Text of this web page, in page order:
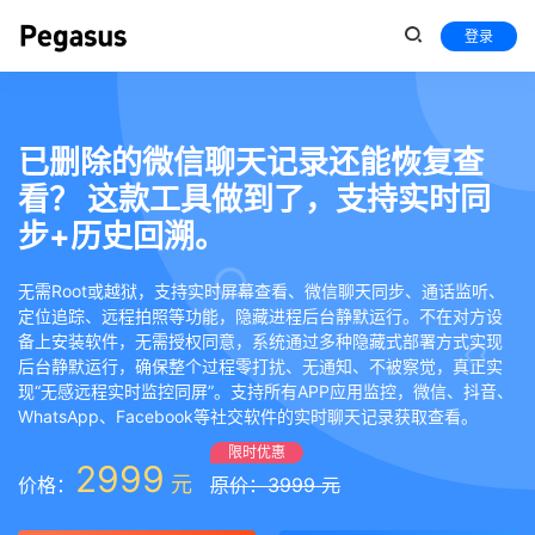
登录
已删除的微信聊天记录还能恢复查
看？ 这款工具做到了，支持实时同
步+历史回溯。
无需Root或越狱，支持实时屏幕查看、微信聊天同步、通话监听、
定位追踪、远程拍照等功能，隐藏进程后台静默运行。不在对方设
备上安装软件，无需授权同意，系统通过多种隐藏式部署方式实现
后台静默运行，确保整个过程零打扰、无通知、不被察觉，真正实
现“无感远程实时监控同屏”。支持所有APP应用监控，微信、抖音、
WhatsApp、Facebook等社交软件的实时聊天记录获取查看。
价格： 2999 元
限时优惠
原价：3999 元